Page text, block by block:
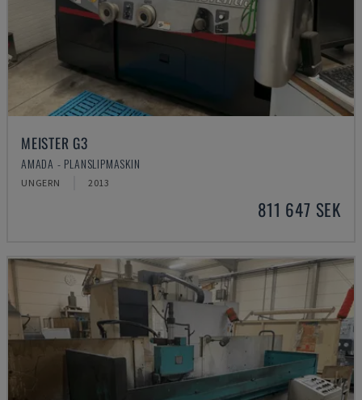
MEISTER G3
AMADA - PLANSLIPMASKIN
UNGERN 2013
811 647 SEK